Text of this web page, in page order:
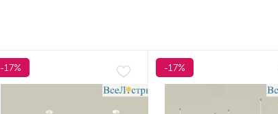
-17% -17%